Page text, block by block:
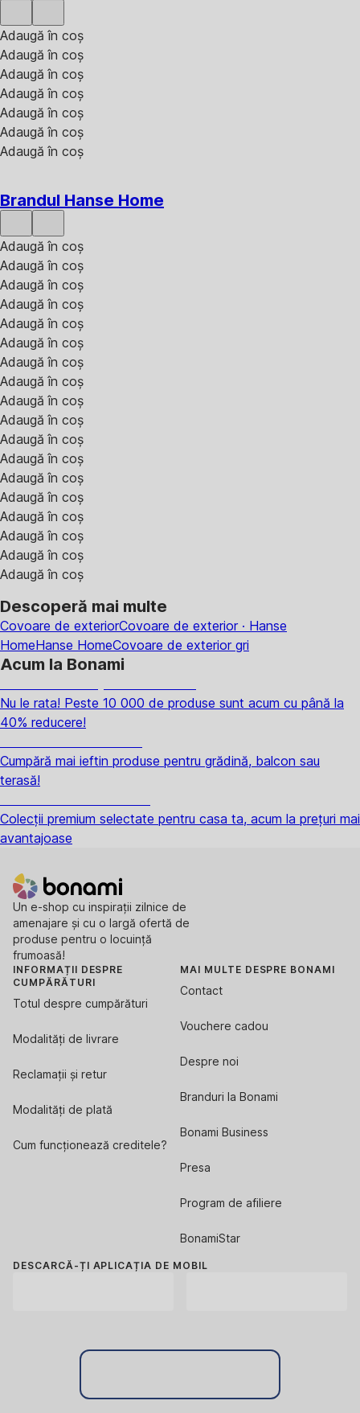
Adaugă în coș
Adaugă în coș
Adaugă în coș
Adaugă în coș
Adaugă în coș
Adaugă în coș
Adaugă în coș
Brandul Hanse Home
Adaugă în coș
Adaugă în coș
Adaugă în coș
Adaugă în coș
Adaugă în coș
Adaugă în coș
Adaugă în coș
Adaugă în coș
Adaugă în coș
Adaugă în coș
Adaugă în coș
Adaugă în coș
Adaugă în coș
Adaugă în coș
Adaugă în coș
Adaugă în coș
Adaugă în coș
Adaugă în coș
Descoperă mai multe
Covoare de exteriorCovoare de exterior · Hanse
HomeHanse HomeCovoare de exterior gri
Acum la Bonami
Nu le rata! Peste 10 000 de produse sunt acum cu până la
40% reducere!
Cumpără mai ieftin produse pentru grădină, balcon sau
terasă!
Colecții premium selectate pentru casa ta, acum la prețuri mai
avantajoase
Un e-shop cu inspirații zilnice de
amenajare și cu o largă ofertă de
produse pentru o locuință
frumoasă!
INFORMAȚII DESPRE
CUMPĂRĂTURI
Totul despre cumpărături
Modalități de livrare
Reclamații și retur
Modalități de plată
Cum funcționează creditele?
MAI MULTE DESPRE BONAMI
Contact
Vouchere cadou
Despre noi
Branduri la Bonami
Bonami Business
Presa
Program de afiliere
BonamiStar
DESCARCĂ-ȚI APLICAȚIA DE MOBIL